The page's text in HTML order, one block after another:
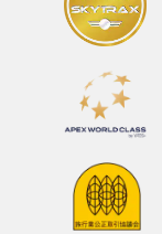
予約